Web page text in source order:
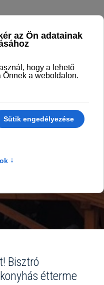
BISZTRÓ
Bisztró
étterme